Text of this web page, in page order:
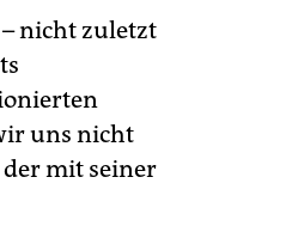
nicht zuletzt
uns nicht
mit seiner